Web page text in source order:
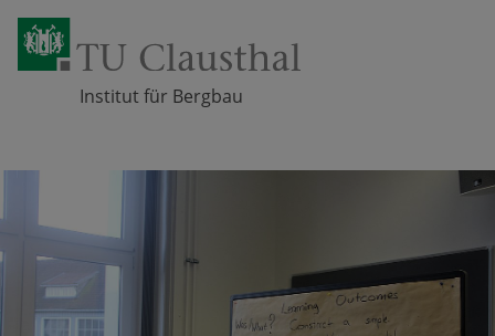
Institut für Bergbau